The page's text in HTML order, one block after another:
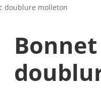
doublure molleton